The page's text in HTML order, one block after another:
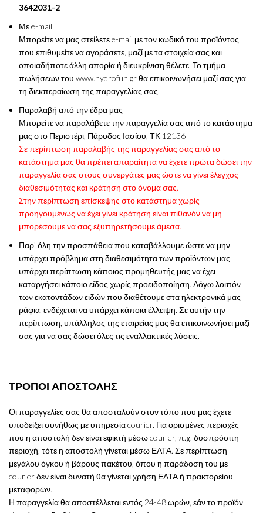
3642031-2
Με e-mail
Μπορείτε να μας στείλετε e-mail με τον κωδικό του προϊόντος
που επιθυμείτε να αγοράσετε, μαζί με τα στοιχεία σας και
οποιαδήποτε άλλη απορία ή διευκρίνιση θέλετε. Το τμήμα
πωλήσεων του www.hydrofun.gr θα επικοινωνήσει μαζί σας για
τη διεκπεραίωση της παραγγελίας σας.
Παραλαβή από την έδρα μας
Μπορείτε να παραλάβετε την παραγγελία σας από το κατάστημα
μας στο Περιστέρι, Πάροδος Ιασίου, ΤΚ 12136
Σε περίπτωση παραλαβής της παραγγελίας σας από το
κατάστημα μας θα πρέπει απαραίτητα να έχετε πρώτα δώσει την
παραγγελία σας στους συνεργάτες μας ώστε να γίνει έλεγχος
διαθεσιμότητας και κράτηση στο όνομα σας.
Στην περίπτωση επίσκεψης στο κατάστημα χωρίς
προηγουμένως να έχει γίνει κράτηση είναι πιθανόν να μη
μπορέσουμε να σας εξυπηρετήσουμε άμεσα.
Παρ’ όλη την προσπάθεια που καταβάλλουμε ώστε να μην
υπάρχει πρόβλημα στη διαθεσιμότητα των προϊόντων μας,
υπάρχει περίπτωση κάποιος προμηθευτής μας να έχει
καταργήσει κάποιο είδος χωρίς προειδοποίηση. Λόγω λοιπόν
των εκατοντάδων ειδών που διαθέτουμε στα ηλεκτρονικά μας
ράφια, ενδέχεται να υπάρχει κάποια έλλειψη. Σε αυτήν την
περίπτωση, υπάλληλος της εταιρείας μας θα επικοινωνήσει μαζί
σας για να σας δώσει όλες τις εναλλακτικές λύσεις.
ΤΡΟΠΟΙ ΑΠΟΣΤΟΛΗΣ
Οι παραγγελίες σας θα αποσταλούν στον τόπο που μας έχετε
υποδείξει συνήθως με υπηρεσία courier. Για ορισμένες περιοχές
που η αποστολή δεν είναι εφικτή μέσω courier, π.χ. δυσπρόσιτη
περιοχή, τότε η αποστολή γίνεται μέσω ΕΛΤΑ. Σε περίπτωση
μεγάλου όγκου ή βάρους πακέτου, όπου η παράδοση του με
courier δεν είναι δυνατή θα γίνεται χρήση ΕΛΤΑ ή πρακτορείου
μεταφορών.
Η παραγγελία θα αποστέλλεται εντός 24-48 ωρών, εάν το προϊόν